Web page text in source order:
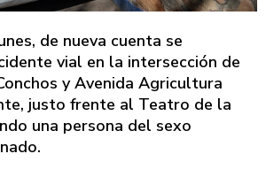
de nueva cuenta se
vial en la intersección de
y Avenida Agricultura
justo frente al Teatro de la
una persona del sexo